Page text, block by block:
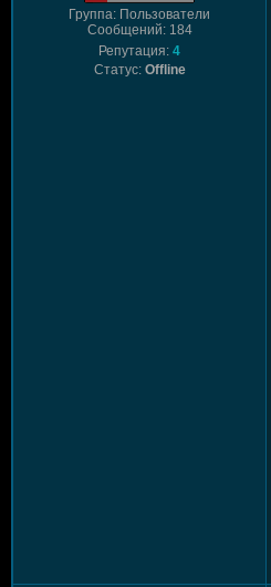
Группа: Пользователи
Сообщений: 184
Репутация: 4
Статус: Offline